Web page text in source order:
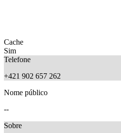
Cache
Sim
Telefone
+421 902 657 262
Nome público
--
Sobre